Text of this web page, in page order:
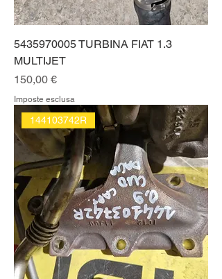
5435970005 TURBINA FIAT 1.3
MULTIJET
Prezzo
150,00 €
Imposte esclusa
144103742R